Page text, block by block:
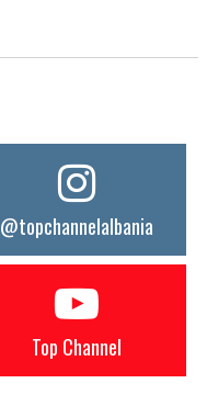
@topchannelalbania
Top Channel